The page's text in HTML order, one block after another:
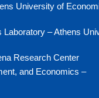
University of
Laboratory – Athens
Research Center
and Economics –